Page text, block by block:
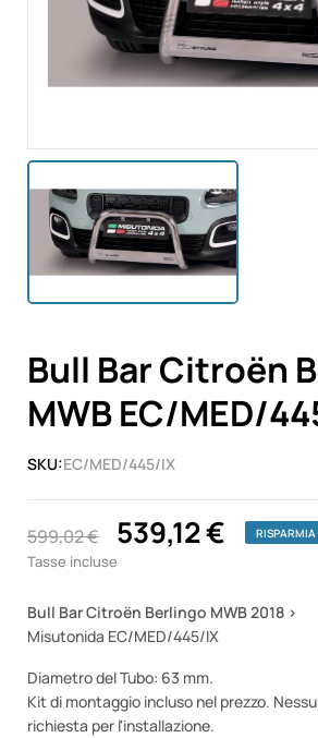
Bull Bar Citroën
MWB EC/MED/
SKU:EC/MED/445/IX
599,02 € 539,12 € RISPARMIA
Tasse incluse
Bull Bar Citroën Berlingo MWB 2018 >
Misutonida EC/MED/445/IX
Diametro del Tubo: 63 mm.
Kit di montaggio incluso nel prezzo.
richiesta per l'installazione.